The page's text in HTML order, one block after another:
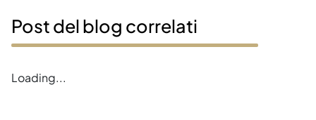
Post del blog correlati
Error loading magazines